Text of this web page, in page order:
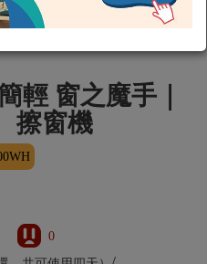
輕 窗之魔手｜
擦窗機
0